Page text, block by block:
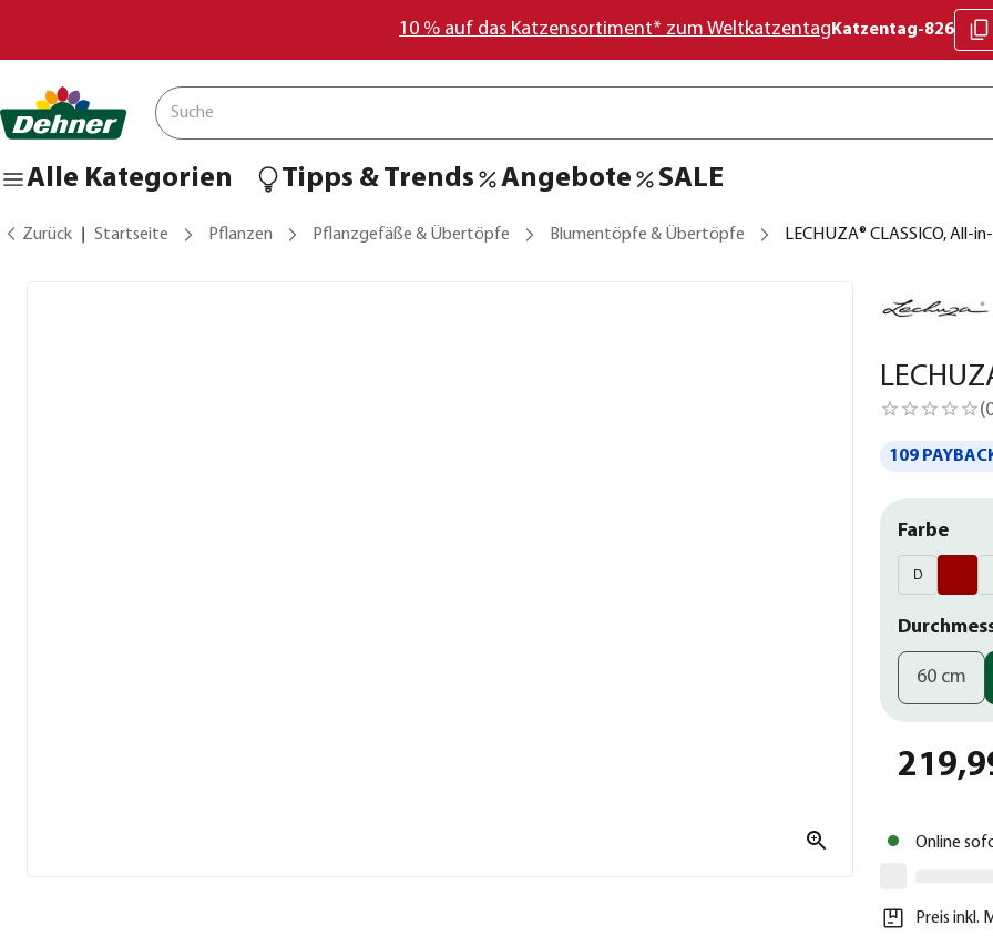
10 % auf das Katzensortiment* zum Weltkatzentag Katzentag-826
Alle Kategorien Tipps & Trends Angebote SALE
Zurück Startseite Pflanzen Pflanzgefäße & Übertöpfe Blumentöpfe & Übertöpfe LECHUZA® CLASSICO, All-
(
109
Farbe
D
60 cm
Online
Preis inkl.